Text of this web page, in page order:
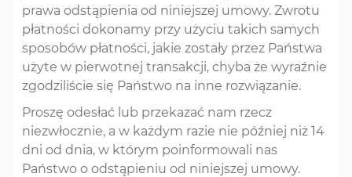
prawa odstąpienia od niniejszej umowy. Zwrotu
płatności dokonamy przy użyciu takich samych
sposobów płatności, jakie zostały przez Państwa
użyte w pierwotnej transakcji, chyba że wyraźnie
zgodziliście się Państwo na inne rozwiązanie.
Proszę odesłać lub przekazać nam rzecz
niezwłocznie, a w każdym razie nie później niż 14
dni od dnia, w którym poinformowali nas
Państwo o odstąpieniu od niniejszej umowy.